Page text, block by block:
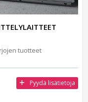
tuotteet
Pyydä lisätietoja